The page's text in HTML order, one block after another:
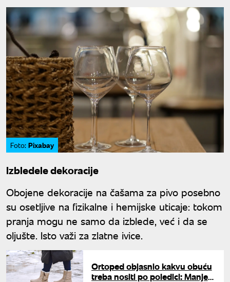
Foto: Pixabay
Izbledele dekoracije
Obojene dekoracije na čašama za pivo posebno
su osetljive na fizikalne i hemijske uticaje: tokom
pranja mogu ne samo da izblede, već i da se
oljušte. Isto važi za zlatne ivice.
Ortoped objasnio kakvu obuću
treba nositi po poledici: Manje